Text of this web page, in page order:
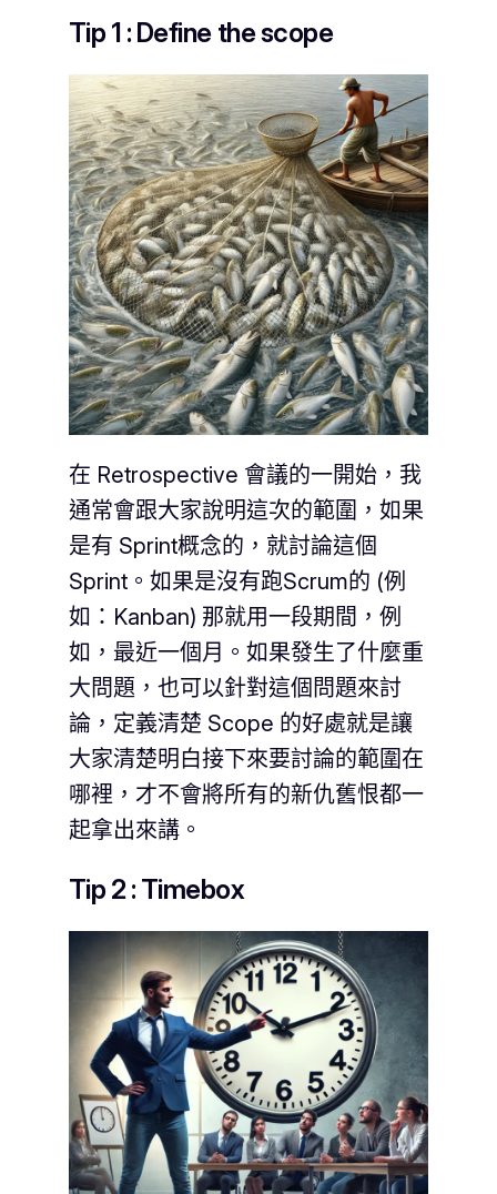
Tip 1 : Define the scope
在 Retrospective 會議的一開始，我
通常會跟大家說明這次的範圍，如果
是有 Sprint概念的，就討論這個
Sprint。如果是沒有跑Scrum的 (例
如：Kanban) 那就用一段期間，例
如，最近一個月。如果發生了什麼重
大問題，也可以針對這個問題來討
論，定義清楚 Scope 的好處就是讓
大家清楚明白接下來要討論的範圍在
哪裡，才不會將所有的新仇舊恨都一
起拿出來講。
Tip 2 : Timebox